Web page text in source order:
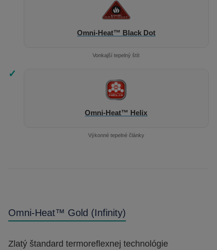
Omni-Heat™ Black Dot
Vonkajší tepelný štít
✓
Omni-Heat™ Helix
Výkonné tepelné články
Omni-Heat™ Gold (Infinity)
Zlatý štandard termoreflexnej technológie